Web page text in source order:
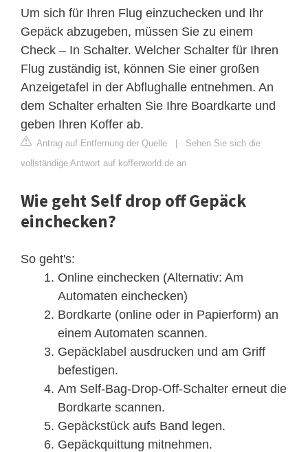
Um sich für Ihren Flug einzuchecken und Ihr
Gepäck abzugeben, müssen Sie zu einem
Check – In Schalter. Welcher Schalter für Ihren
Flug zuständig ist, können Sie einer großen
Anzeigetafel in der Abflughalle entnehmen. An
dem Schalter erhalten Sie Ihre Boardkarte und
geben Ihren Koffer ab.
Antrag auf Entfernung der Quelle | Sehen Sie sich die
vollständige Antwort auf kofferworld.de an
Wie geht Self drop off Gepäck
einchecken?
So geht's:
Online einchecken (Alternativ: Am
Automaten einchecken)
Bordkarte (online oder in Papierform) an
einem Automaten scannen.
Gepäcklabel ausdrucken und am Griff
befestigen.
Am Self-Bag-Drop-Off-Schalter erneut die
Bordkarte scannen.
Gepäckstück aufs Band legen.
Gepäckquittung mitnehmen.